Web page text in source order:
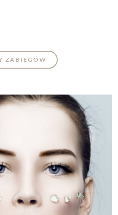
ZABIEGÓW